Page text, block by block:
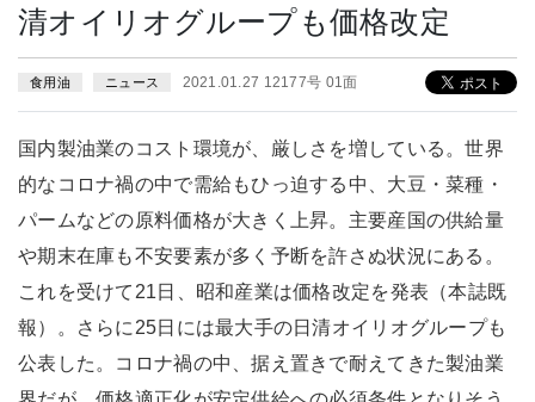
清オイリオグループも価格改定
食用油 ニュース 2021.01.27 12177号 01面
国内製油業のコスト環境が、厳しさを増している。世界
的なコロナ禍の中で需給もひっ迫する中、大豆・菜種・
パームなどの原料価格が大きく上昇。主要産国の供給量
や期末在庫も不安要素が多く予断を許さぬ状況にある。
これを受けて21日、昭和産業は価格改定を発表（本誌既
報）。さらに25日には最大手の日清オイリオグループも
公表した。コロナ禍の中、据え置きで耐えてきた製油業